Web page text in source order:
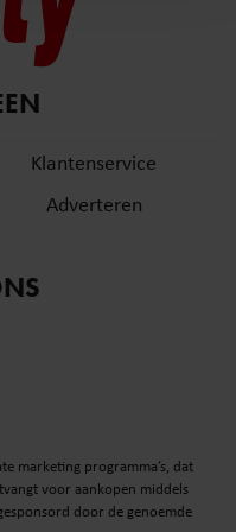
Ook delen we
site met onze
met andere
van hun services. U
u onze website blijft
Klantenservice
Adverteren
marketing programma’s, dat
voor aankopen middels
door de genoemde